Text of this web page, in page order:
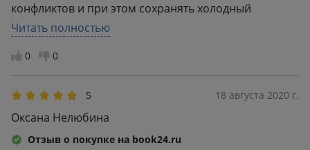
конфликтов и при этом сохранять холодный
аналитический ум!
Читать полностью
0 0
5 18 августа 2020 г.
Оксана Нелюбина
Отзыв о покупке на book24.ru